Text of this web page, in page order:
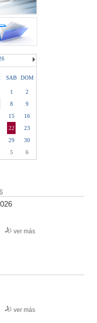
SAB DOM
1
2
8
9
15
16
22
23
29
30
5 6
ver más
ver más